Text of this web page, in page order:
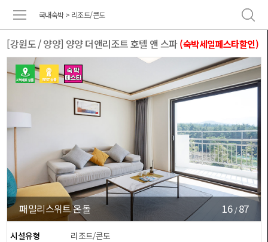
국내숙박 > 리조트/콘도
[강원도 / 양양] 양양 더앤리조트 호텔 앤 스파(숙박세일페스타할인)
패밀리스위트 온돌 16 /87
시설유형
리조트/콘도